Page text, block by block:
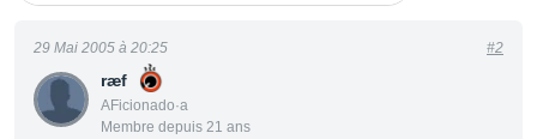
ræf
AFicionado·a
Membre depuis 21 ans
29 Mai 2005 à 20:25 #2